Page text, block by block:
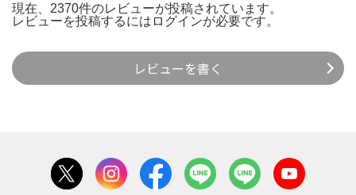
現在、2370件のレビューが投稿されています。
レビューを投稿するには ログインが必要です。
レビューを書く